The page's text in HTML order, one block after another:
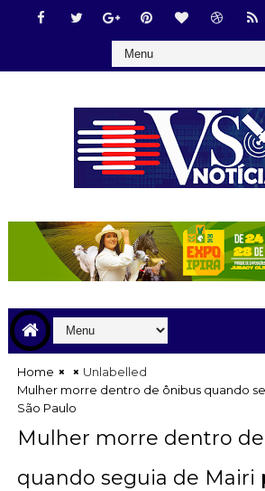
Home
Unlabelled
Mulher morre dentro de ônibus quando
São Paulo
Mulher morre dentro
quando seguia de Mairi